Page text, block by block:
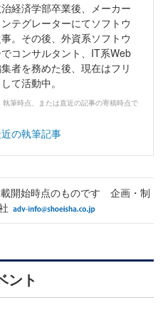
経済学部卒業後、メーカー
テグレーターにてソフトウ
。その後、外資系ソフトウ
コンサルタント、IT系Web
者を務めた後、現在はフリ
て活動中。
筆時点、または直近の記事の寄稿時点で
の執筆記事
載開始時点のものです 企画・制
ント